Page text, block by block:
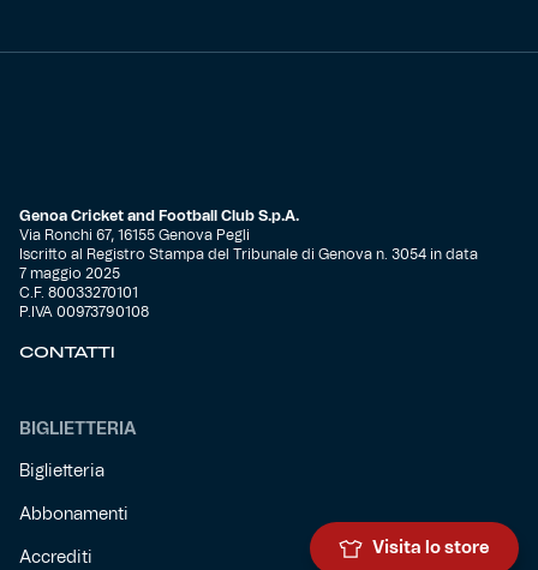
Genoa Cricket and Football Club S.p.A.
Via Ronchi 67, 16155 Genova Pegli
Iscritto al Registro Stampa del Tribunale di Genova n. 3054 in data
7 maggio 2025
C.F. 80033270101
P.IVA 00973790108
CONTATTI
BIGLIETTERIA
Biglietteria
Abbonamenti
Accrediti
Visita lo store